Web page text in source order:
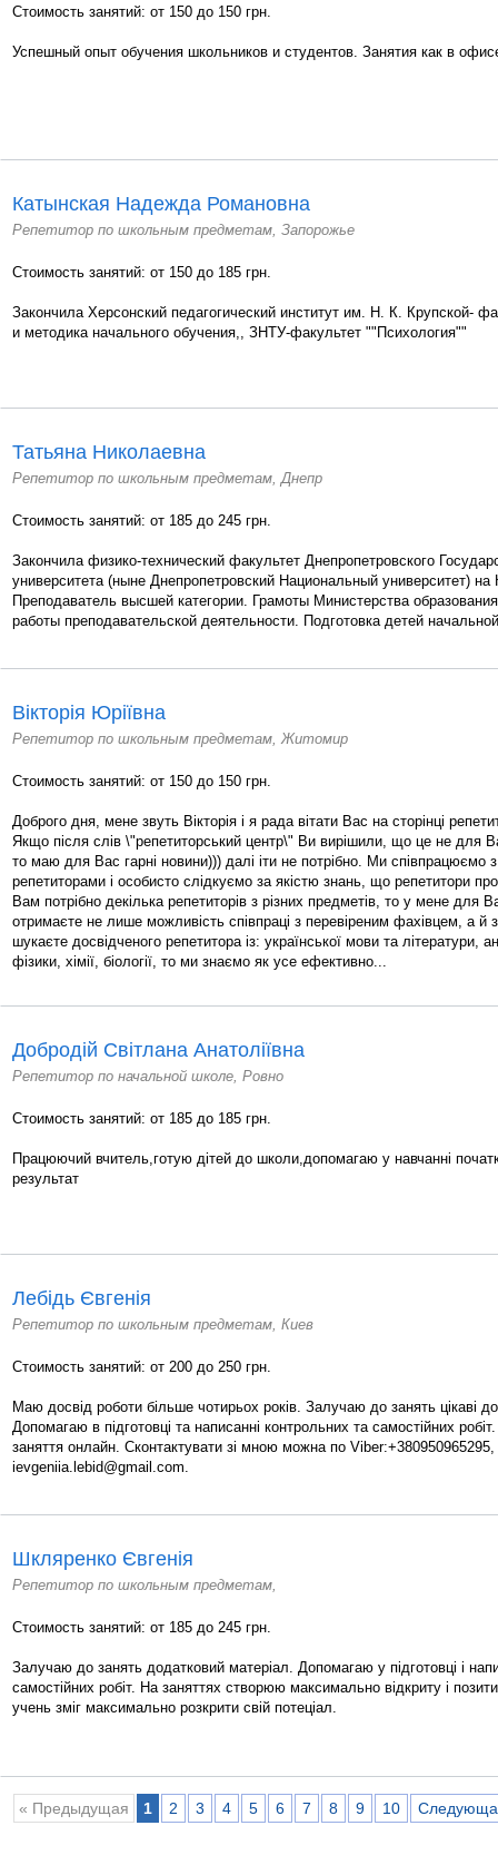
Стоимость занятий: от 150 до 150 грн.
Успешный опыт обучения школьников и студентов. Занятия как в
Катынская Надежда Романовна
Репетитор по школьным предметам, Запорожье
Стоимость занятий: от 150 до 185 грн.
Закончила Херсонский педагогический институт им. Н. К. Крупской-
и методика начального обучения,, ЗНТУ-факультет ""Психология""
Татьяна Николаевна
Репетитор по школьным предметам, Днепр
Стоимость занятий: от 185 до 245 грн.
Закончила физико-технический факультет Днепропетровского
университета (ныне Днепропетровский Национальный университет)
Преподаватель высшей категории. Грамоты Министерства
работы преподавательской деятельности. Подготовка детей
Вікторія Юріївна
Репетитор по школьным предметам, Житомир
Стоимость занятий: от 150 до 150 грн.
Доброго дня, мене звуть Вікторія і я рада вітати Вас на сторінці
Якщо після слів \"репетиторський центр\" Ви вирішили, що це не для
то маю для Вас гарні новини))) далі іти не потрібно. Ми співпрацюємо
репетиторами і особисто слідкуємо за якістю знань, що репетитори
Вам потрібно декілька репетиторів з різних предметів, то у мене
отримаєте не лише можливість співпраці з перевіреним фахівцем, а
шукаєте досвідченого репетитора із: української мови та літератури,
фізики, хімії, біології, то ми знаємо як усе ефективно...
Добродій Світлана Анатоліївна
Репетитор по начальной школе, Ровно
Стоимость занятий: от 185 до 185 грн.
Працюючий вчитель,готую дітей до школи,допомагаю у навчанні
результат
Лебідь Євгенія
Репетитор по школьным предметам, Киев
Стоимость занятий: от 200 до 250 грн.
Маю досвід роботи більше чотирьох років. Залучаю до занять цікаві
Допомагаю в підготовці та написанні контрольних та самостійних
заняття онлайн. Сконтактувати зі мною можна по
ievgeniia.lebid@gmail.com.
Шкляренко Євгенія
Репетитор по школьным предметам,
Стоимость занятий: от 185 до 245 грн.
Залучаю до занять додатковий матеріал. Допомагаю у підготовці і
самостійних робіт. На заняттях створюю максимально відкриту і
учень зміг максимально розкрити свій потеціал.
« Предыдущая 1 2 3 4 5 6 7 8 9 10